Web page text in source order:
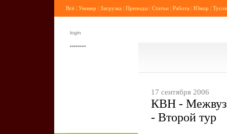
Всё | Универ | Загрузка | Преподы | Статьи | Работа | Юмор |
17 сентября 2006
КВН -
- Второй тур